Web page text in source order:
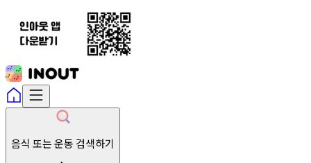
음식 또는 운동 검색하기